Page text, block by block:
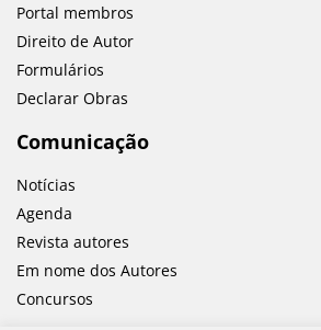
Portal membros
Direito de Autor
Formulários
Declarar Obras
Comunicação
Notícias
Agenda
Revista autores
Em nome dos Autores
Concursos